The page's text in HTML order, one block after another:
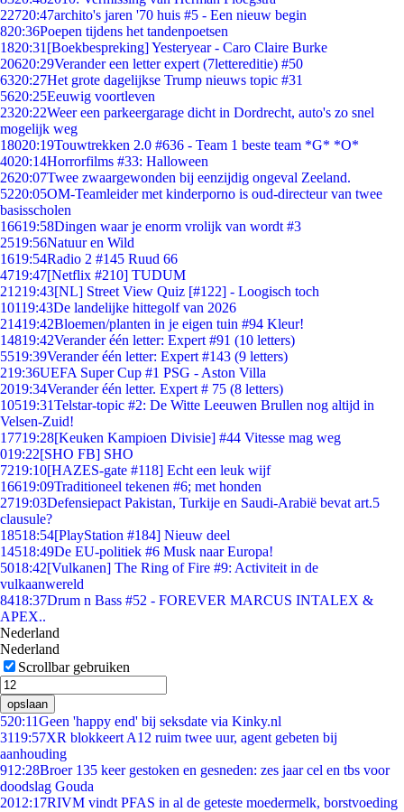
22720:47archito's jaren '70 huis #5 - Een nieuw begin
820:36Poepen tijdens het tandenpoetsen
1820:31 [Boekbespreking] Yesteryear - Caro Claire Burke
20620:29Verander een letter expert (7lettereditie) #50
6320:27Het grote dagelijkse Trump nieuws topic #31
5620:25Eeuwig voortleven
2320:22Weer een parkeergarage dicht in Dordrecht, auto's zo snel
mogelijk weg
18020:19Touwtrekken 2.0 #636 - Team 1 beste team *G* *O*
4020:14Horrorfilms #33: Halloween
2620:07Twee zwaargewonden bij eenzijdig ongeval Zeeland.
5220:05OM-Teamleider met kinderporno is oud-directeur van twee
basisscholen
16619:58Dingen waar je enorm vrolijk van wordt #3
2519:56Natuur en Wild
1619:54Radio 2 #145 Ruud 66
4719:47[Netflix #210] TUDUM
21219:43[NL] Street View Quiz [#122] - Loogisch toch
10119:43De landelijke hittegolf van 2026
21419:42Bloemen/planten in je eigen tuin #94 Kleur!
14819:42Verander één letter: Expert #91 (10 letters)
5519:39Verander één letter: Expert #143 (9 letters)
219:36UEFA Super Cup #1 PSG - Aston Villa
2019:34Verander één letter. Expert # 75 (8 letters)
10519:31Telstar-topic #2: De Witte Leeuwen Brullen nog altijd in
Velsen-Zuid!
17719:28[Keuken Kampioen Divisie] #44 Vitesse mag weg
019:22[SHO FB] SHO
7219:10[HAZES-gate #118] Echt een leuk wijf
16619:09Traditioneel tekenen #6; met honden
2719:03Defensiepact Pakistan, Turkije en Saudi-Arabië bevat art.5
clausule?
18518:54[PlayStation #184] Nieuw deel
14518:49De EU-politiek #6 Musk naar Europa!
5018:42[Vulkanen] The Ring of Fire #9: Activiteit in de
vulkaanwereld
8418:37Drum n Bass #52 - FOREVER MARCUS INTALEX &
APEX..
Nederland
Nederland
Scrollbar gebruiken
opslaan
520:11Geen 'happy end' bij seksdate via Kinky.nl
3119:57XR blokkeert A12 ruim twee uur, agent gebeten bij
aanhouding
912:28Broer 135 keer gestoken en gesneden: zes jaar cel en tbs voor
doodslag Gouda
2012:17RIVM vindt PFAS in al de geteste moedermelk, borstvoeding